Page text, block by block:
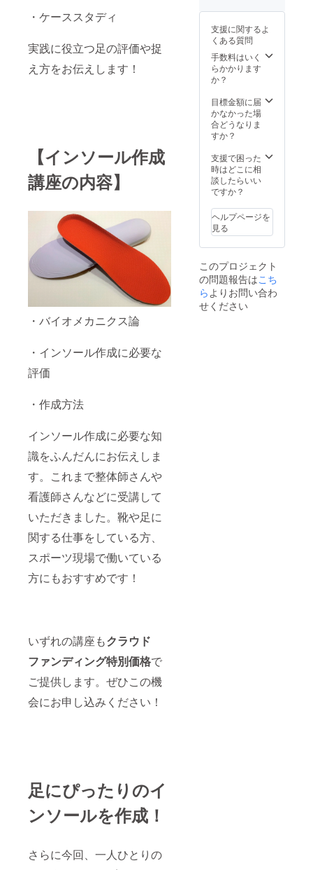
・ケーススタディ
実践に役立つ足の評価や捉
え方をお伝えします！
【インソール作成
講座の内容】
・バイオメカニクス論
・インソール作成に必要な
評価
・作成方法
インソール作成に必要な知
識をふんだんにお伝えしま
す。これまで整体師さんや
看護師さんなどに受講して
いただきました。靴や足に
関する仕事をしている方、
スポーツ現場で働いている
方にもおすすめです！
いずれの講座もクラウド
ファンディング特別価格で
ご提供します。ぜひこの機
会にお申し込みください！
足にぴったりのイ
ンソールを作成！
さらに今回、一人ひとりの
掲載を
お断り
させて
いただ
く場合
があり
させて
いただ
いた場
返金は
いたし
かねま
す。 ※
間は
2023年
10月か
ら1年間
点程
撮影し
てメー
ルでお
送りい
サイズ
確認も
メール
遠方の
方でも
お気軽
にどう
ルフ場
をたく
さん歩
くた
しっか
りとイ
ンソー
ルを入
れると
支援に関するよ
くある質問
手数料はいく
らかかります
か？
目標金額に届
かなかった場
合どうなりま
すか？
支援で困った
時はどこに相
談したらいい
ですか？
ヘルプページを
見る
このプロジェクト
の問題報告はこち
らよりお問い合わ
せください